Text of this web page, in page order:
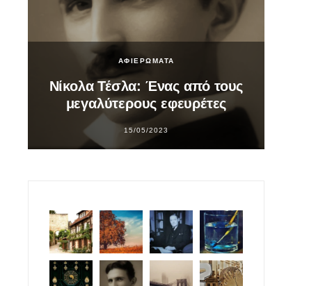
ΑΦΙΕΡΩΜΑΤΑ
Νίκολα Τέσλα: Ένας από τους
μεγαλύτερους εφευρέτες
15/05/2023